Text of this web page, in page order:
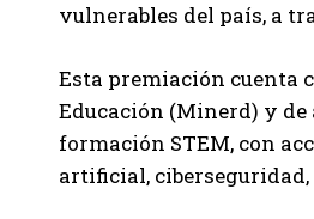
vulnerables del país, a
Esta premiación cuenta
Educación (Minerd) y de
formación STEM, con
artificial,